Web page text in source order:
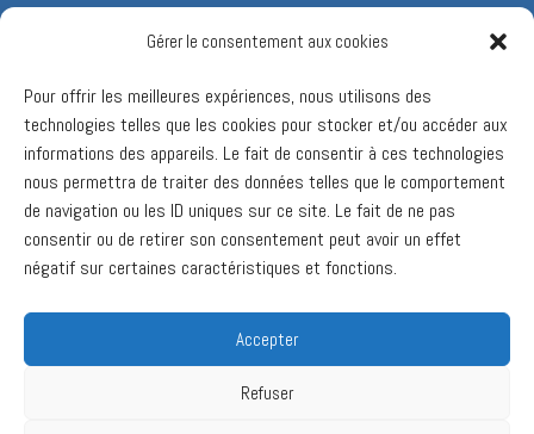
Gérer le consentement aux cookies
Pour offrir les meilleures expériences, nous utilisons des
technologies telles que les cookies pour stocker et/ou accéder aux
informations des appareils. Le fait de consentir à ces technologies
nous permettra de traiter des données telles que le comportement
de navigation ou les ID uniques sur ce site. Le fait de ne pas
consentir ou de retirer son consentement peut avoir un effet
négatif sur certaines caractéristiques et fonctions.
Accepter
Refuser